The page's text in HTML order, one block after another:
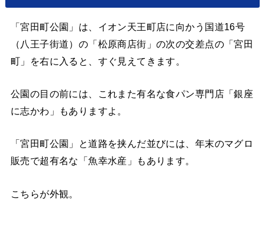
「宮田町公園」は、イオン天王町店に向かう国道16号
（八王子街道）の「松原商店街」の次の交差点の「宮田
町」を右に入ると、すぐ見えてきます。
公園の目の前には、これまた有名な食パン専門店「銀座
に志かわ」もありますよ。
「宮田町公園」と道路を挟んだ並びには、年末のマグロ
販売で超有名な「魚幸水産」もあります。
こちらが外観。